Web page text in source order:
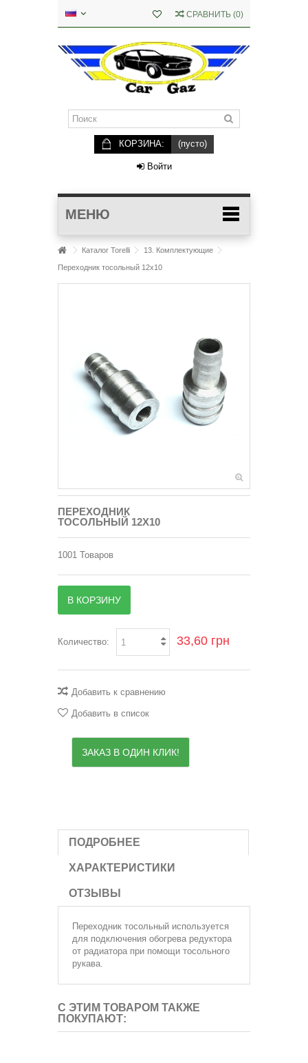
СРАВНИТЬ (0)
КОРЗИНА: (пусто)
Войти
МЕНЮ
Каталог Torelli 13. Комплектующие
Переходник тосольный 12х10
ПЕРЕХОДНИК
ТОСОЛЬНЫЙ 12Х10
1001 Товаров
В КОРЗИНУ
Количество: 33,60 грн
Добавить к сравнению
Добавить в список
ЗАКАЗ В ОДИН КЛИК!
ПОДРОБНЕЕ
ХАРАКТЕРИСТИКИ
ОТЗЫВЫ
Переходник тосольный используется
для подключения обогрева редуктора
от радиатора при помощи тосольного
рукава.
С ЭТИМ ТОВАРОМ ТАКЖЕ
ПОКУПАЮТ: